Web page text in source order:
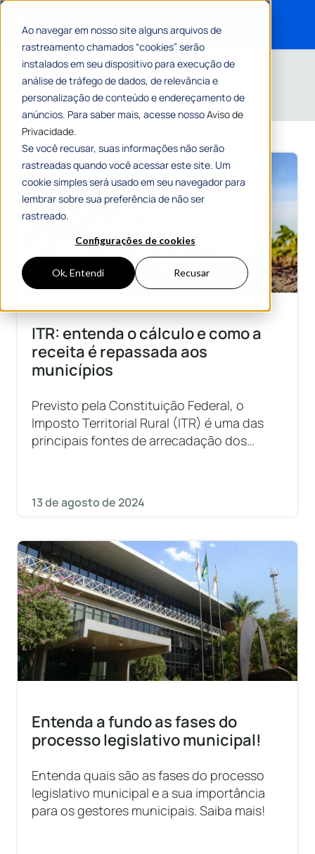
Ao navegar em nosso site alguns arquivos de
rastreamento chamados “cookies” serão
instalados em seu dispositivo para execução de
análise de tráfego de dados, de relevância e
personalização de conteúdo e endereçamento de
anúncios. Para saber mais, acesse nossoAviso de
Privacidade.
Se você recusar, suas informações não serão
rastreadas quando você acessar este site. Um
cookie simples será usado em seu navegador para
lembrar sobre sua preferência de não ser
rastreado.
Configurações de cookies
Ok, Entendi Recusar
Home»Arquivos para Giulia Venutti
Conteúdos de
Giulia Venutti
ITR: entenda o cálculo e como a
receita é repassada aos
municípios
Previsto pela Constituição Federal, o
Imposto Territorial Rural (ITR) é uma das
principais fontes de arrecadação dos
13 de agosto de 2024
Entenda a fundo as fases do
processo legislativo municipal!
Entenda quais são as fases do processo
legislativo municipal e a sua importância
para os gestores municipais. Saiba mais!